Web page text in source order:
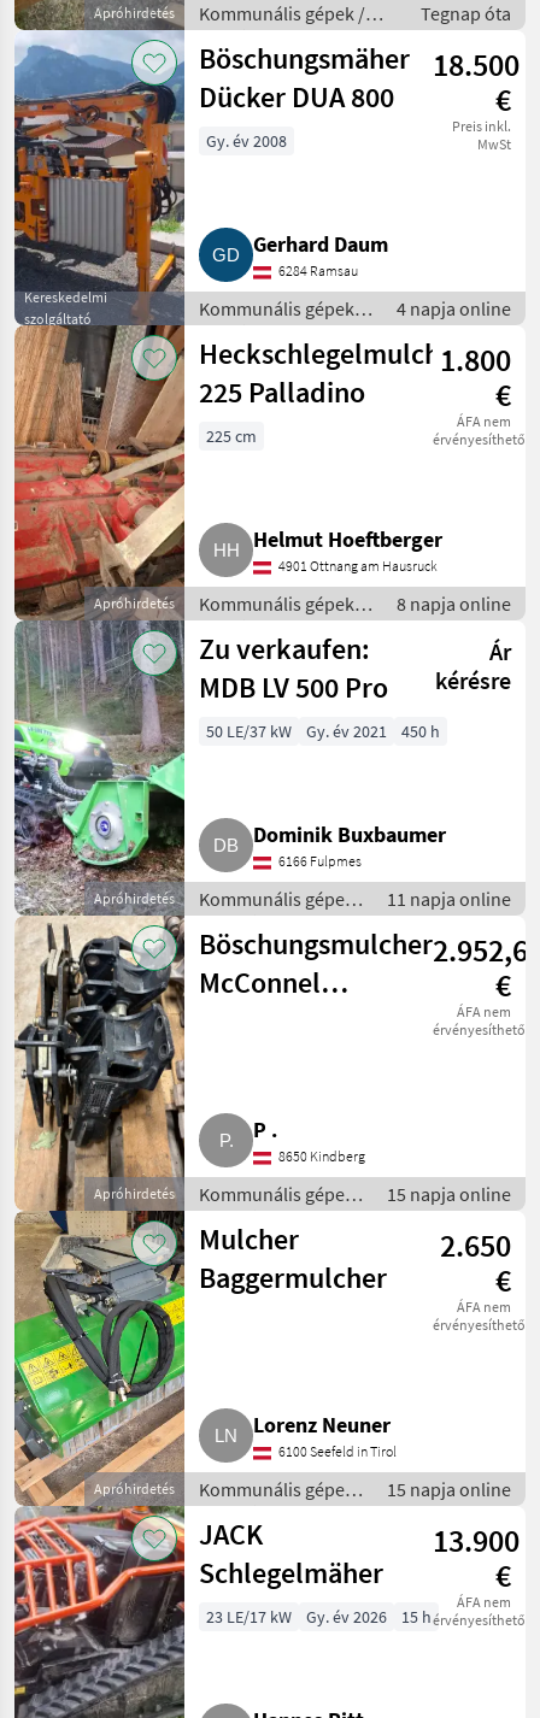
Apróhirdetés
Kommunális gépek /
Rézsűkasza
Tegnap óta
Kereskedelmi
szolgáltató
Böschungsmäher
Dücker DUA 800
18.500
€
Preis inkl.
MwSt
Gy. év 2008
Gerhard Daum
6284 Ramsau
Kommunális gépek /
Rézsűkasza
4 napja online
Apróhirdetés
Heckschlegelmulcher
225 Palladino
1.800
€
ÁFA nem
érvényesíthető
225 cm
Helmut Hoeftberger
4901 Ottnang am Hausruck
Kommunális gépek /
Rézsűkasza
8 napja online
Apróhirdetés
Zu verkaufen:
MDB LV 500 Pro
Ár
kérésre
50 LE/37 kW Gy. év 2021 450 h
Dominik Buxbaumer
6166 Fulpmes
Kommunális gépek
/ Rézsűkasza
11 napja online
Apróhirdetés
Böschungsmulcher
McConnel
€
ÁFA nem
érvényesíthető
P .
8650 Kindberg
Kommunális gépek
/ Rézsűkasza
15 napja online
Apróhirdetés
Mulcher
Baggermulcher
2.650
€
ÁFA nem
érvényesíthető
Lorenz Neuner
6100 Seefeld in Tirol
Kommunális gépek
/ Rézsűkasza
15 napja online
JACK
Schlegelmäher
13.900
€
ÁFA nem
érvényesíthető
23 LE/17 kW Gy. év 2026 15 h